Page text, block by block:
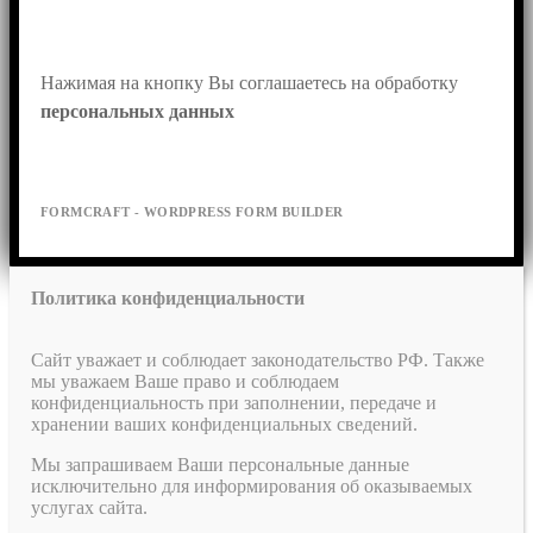
персональных данных
FORMCRAFT - WORDPRESS FORM BUILDER
Политика конфиденциальности
Сайт уважает и соблюдает законодательство РФ. Также
мы уважаем Ваше право и соблюдаем
конфиденциальность при заполнении, передаче и
хранении ваших конфиденциальных сведений.
Мы запрашиваем Ваши персональные данные
исключительно для информирования об оказываемых
услугах сайта.